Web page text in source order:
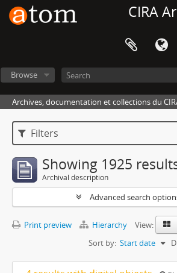
CIRA
Browse
Archives, documentation et collections du
Filters
Showing 1925
Archival description
Advanced search
Print preview Hierarchy
View:
Sort by: Start date